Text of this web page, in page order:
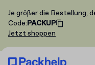
Je größer die Bestellung,
Code:PACKUP
Jetzt shoppen